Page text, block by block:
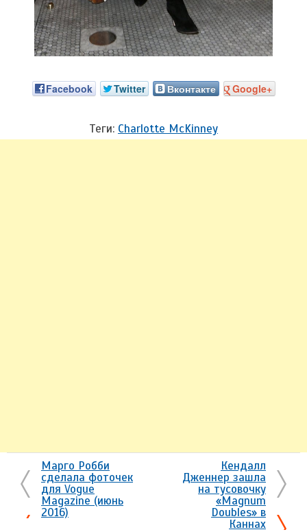
Facebook Twitter Вконтакте Google+
Теги: Charlotte McKinney
Марго Робби
сделала фоточек
для Vogue
Magazine (июнь
2016)
Кендалл
Дженнер зашла
на тусовочку
«Magnum
Doubles» в
Каннах